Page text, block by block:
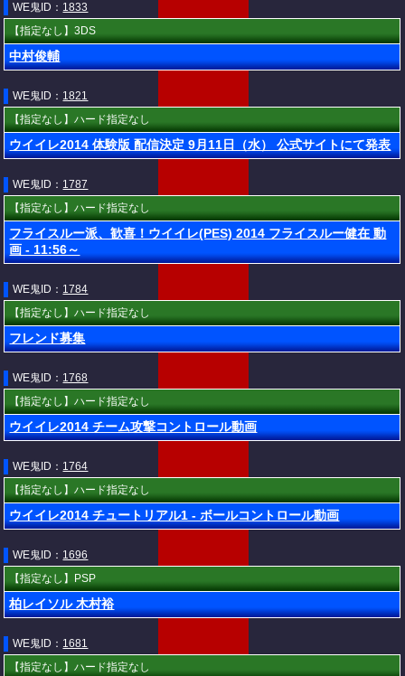
WE鬼ID： 1833
【指定なし】3DS
中村俊輔
WE鬼ID： 1821
【指定なし】ハード指定なし
ウイイレ2014 体験版 配信決定 9月11日（水） 公式サイトにて発表
WE鬼ID： 1787
【指定なし】ハード指定なし
フライスルー派、歓喜！ウイイレ(PES) 2014 フライスルー健在 動
画 - 11:56～
WE鬼ID： 1784
【指定なし】ハード指定なし
フレンド募集
WE鬼ID： 1768
【指定なし】ハード指定なし
ウイイレ2014 チーム攻撃コントロール動画
WE鬼ID： 1764
【指定なし】ハード指定なし
ウイイレ2014 チュートリアル1 - ボールコントロール動画
WE鬼ID： 1696
【指定なし】PSP
柏レイソル 木村裕
WE鬼ID： 1681
【指定なし】ハード指定なし